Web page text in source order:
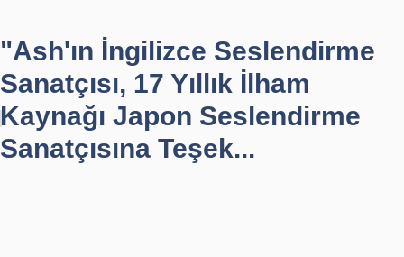
"Ash'ın İngilizce Seslendirme
Sanatçısı, 17 Yıllık İlham
Kaynağı Japon Seslendirme
Sanatçısına Teşek...